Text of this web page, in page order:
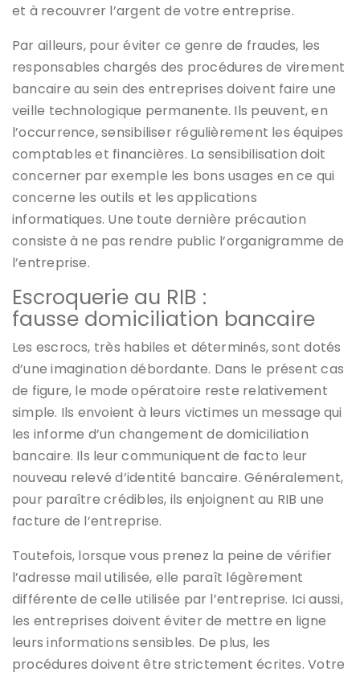
et à recouvrer l’argent de votre entreprise.
Par ailleurs, pour éviter ce genre de fraudes, les
responsables chargés des procédures de virement
bancaire au sein des entreprises doivent faire une
veille technologique permanente. Ils peuvent, en
l’occurrence, sensibiliser régulièrement les équipes
comptables et financières. La sensibilisation doit
concerner par exemple les bons usages en ce qui
concerne les outils et les applications
informatiques. Une toute dernière précaution
consiste à ne pas rendre public l’organigramme de
l’entreprise.
Escroquerie au RIB :
fausse domiciliation bancaire
Les escrocs, très habiles et déterminés, sont dotés
d’une imagination débordante. Dans le présent cas
de figure, le mode opératoire reste relativement
simple. Ils envoient à leurs victimes un message qui
les informe d’un changement de domiciliation
bancaire. Ils leur communiquent de facto leur
nouveau relevé d’identité bancaire. Généralement,
pour paraître crédibles, ils enjoignent au RIB une
facture de l’entreprise.
Toutefois, lorsque vous prenez la peine de vérifier
l’adresse mail utilisée, elle paraît légèrement
différente de celle utilisée par l’entreprise. Ici aussi,
les entreprises doivent éviter de mettre en ligne
leurs informations sensibles. De plus, les
procédures doivent être strictement écrites. Votre